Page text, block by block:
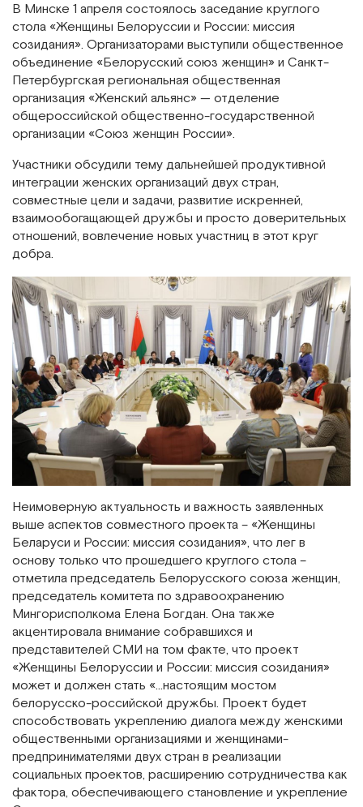
В Минске 1 апреля состоялось заседание круглого
стола «Женщины Белоруссии и России: миссия
созидания». Организаторами выступили общественное
объединение «Белорусский союз женщин» и Санкт-
Петербургская региональная общественная
организация «Женский альянс» — отделение
общероссийской общественно-государственной
организации «Союз женщин России».
Участники обсудили тему дальнейшей продуктивной
интеграции женских организаций двух стран,
совместные цели и задачи, развитие искренней,
взаимообогащающей дружбы и просто доверительных
отношений, вовлечение новых участниц в этот круг
добра.
Неимоверную актуальность и важность заявленных
выше аспектов совместного проекта – «Женщины
Беларуси и России: миссия созидания», что лег в
основу только что прошедшего круглого стола –
отметила председатель Белорусского союза женщин,
председатель комитета по здравоохранению
Мингорисполкома Елена Богдан. Она также
акцентировала внимание собравшихся и
представителей СМИ на том факте, что проект
«Женщины Белоруссии и России: миссия созидания»
может и должен стать «…настоящим мостом
белорусско-российской дружбы. Проект будет
способствовать укреплению диалога между женскими
общественными организациями и женщинами-
предпринимателями двух стран в реализации
социальных проектов, расширению сотрудничества как
фактора, обеспечивающего становление и укрепление